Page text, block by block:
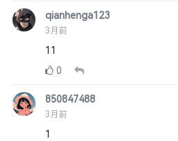
qianhenga123
3月前
11
0
850847488
3月前
1